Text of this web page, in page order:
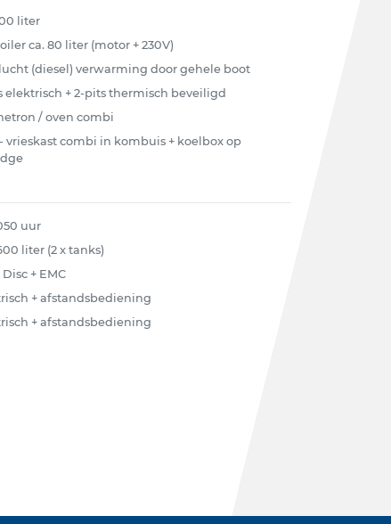
liter
ca. 80 liter (motor + 230V)
(diesel) verwarming door gehele boot
elektrisch + 2-pits thermisch beveiligd
/ oven combi
vrieskast combi in kombuis + koelbox op
uur
liter (2 x tanks)
+ EMC
+ afstandsbediening
+ afstandsbediening